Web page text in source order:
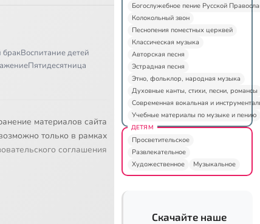
бракВоспитание детей
Пятидесятница
материалов сайта
только в рамках
соглашения
Богослужебное пение Русской
Колокольный звон
Песнопения поместных церквей
Классическая музыка
Авторская песня
Эстрадная песня
Этно, фольклор, народная музыка
Духовные канты, стихи, песни, романсы
Современная вокальная и
Учебные материалы по музыке и пению
ДЕТЯМ
Просветительское
Развлекательное
Художественное
Музыкальное
Скачайте наше